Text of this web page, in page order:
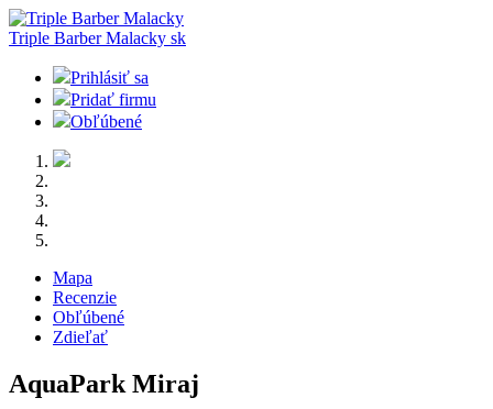
Triple Barber Malacky sk
Prihlásiť sa
Pridať firmu
Obľúbené
Mapa
Recenzie
Obľúbené
Zdieľať
AquaPark Miraj